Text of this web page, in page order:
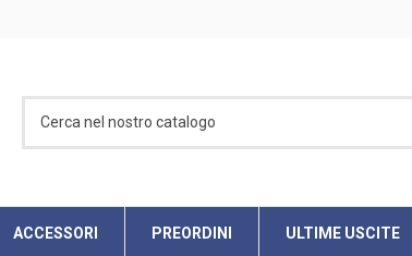
ACCESSORI PREORDINI ULTIME USCITE